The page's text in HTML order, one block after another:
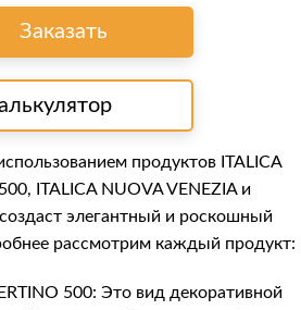
Заказать
продуктов ITALICA
ITALICA NUOVA VENEZIA и
создаст элегантный и роскошный
рассмотрим каждый продукт:
500: Это вид декоративной